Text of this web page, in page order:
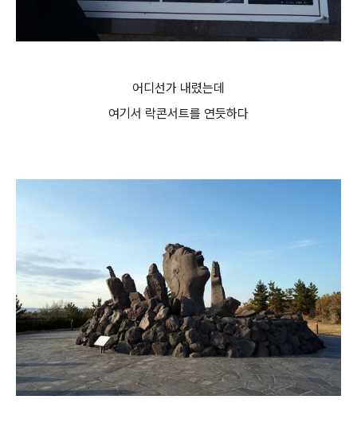
어디선가 내렸는데
여기서 락콘서트를 연듯하다